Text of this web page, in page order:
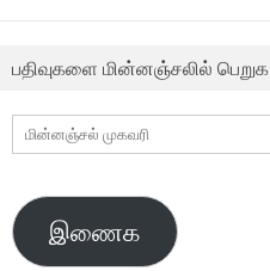
பதிவுகளை மின்னஞ்சலில் பெறுக
மின்னஞ்சல்
முகவரி
இணைக